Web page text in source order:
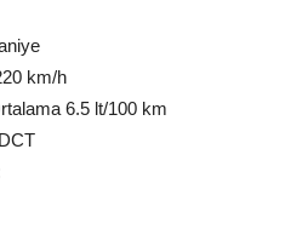
km/h
6.5 lt/100 km